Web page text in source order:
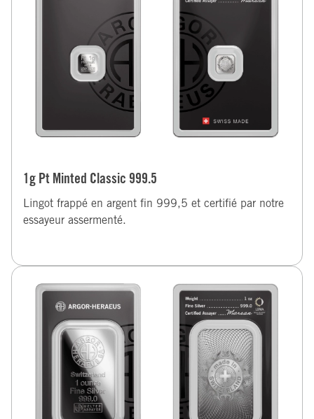
1g Pt Minted Classic 999.5
Lingot frappé en argent fin 999,5 et certifié par notre
essayeur assermenté.